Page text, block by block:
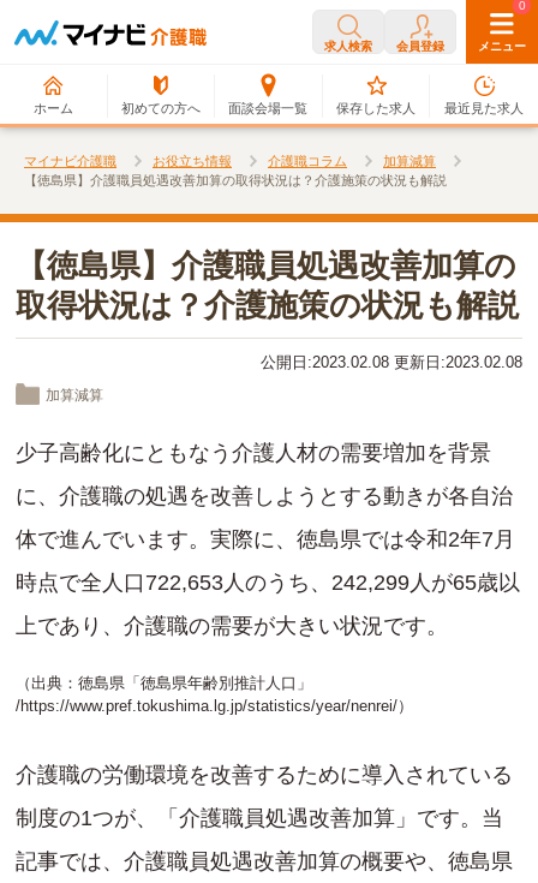
求人検索 会員登録 メニュー
ホーム 初めての方へ 面談会場一覧
0
保存した求人
0
最近見た求人
マイナビ介護職 お役立ち情報 介護職コラム
加算減算
【徳島県】介護職員処遇改善加算の取得状況は？介護施策の状況も解説
【徳島県】介護職員処遇改善加算の
取得状況は？介護施策の状況も解説
公開日:2023.02.08 更新日:2023.02.08
加算減算
少子高齢化にともなう介護人材の需要増加を背景
に、介護職の処遇を改善しようとする動きが各自治
体で進んでいます。実際に、徳島県では令和2年7月
時点で全人口722,653人のうち、242,299人が65歳以
上であり、介護職の需要が大きい状況です。
（出典：徳島県「徳島県年齢別推計人口」
/https://www.pref.tokushima.lg.jp/statistics/year/nenrei/）
介護職の労働環境を改善するために導入されている
制度の1つが、「介護職員処遇改善加算」です。当
記事では、介護職員処遇改善加算の概要や、徳島県